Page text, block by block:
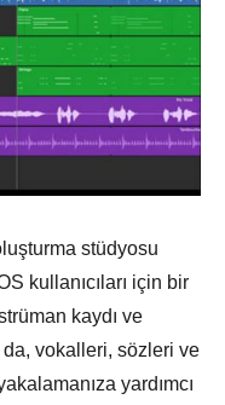
stüdyosu
kullanıcıları için bir
kaydı ve
vokalleri, sözleri ve
yardımcı